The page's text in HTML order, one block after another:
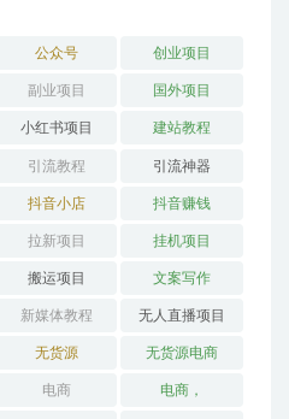
公众号 创业项目
副业项目 国外项目
小红书项目 建站教程
引流教程 引流神器
抖音小店 抖音赚钱
拉新项目 挂机项目
搬运项目 文案写作
新媒体教程 无人直播项目
无货源 无货源电商
电商 电商，